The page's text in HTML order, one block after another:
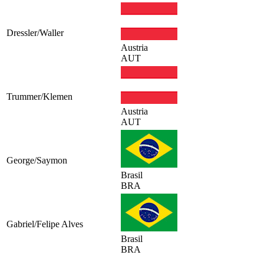
Dressler/Waller
Austria
AUT
Trummer/Klemen
Austria
AUT
George/Saymon
Brasil
BRA
Gabriel/Felipe Alves
Brasil
BRA